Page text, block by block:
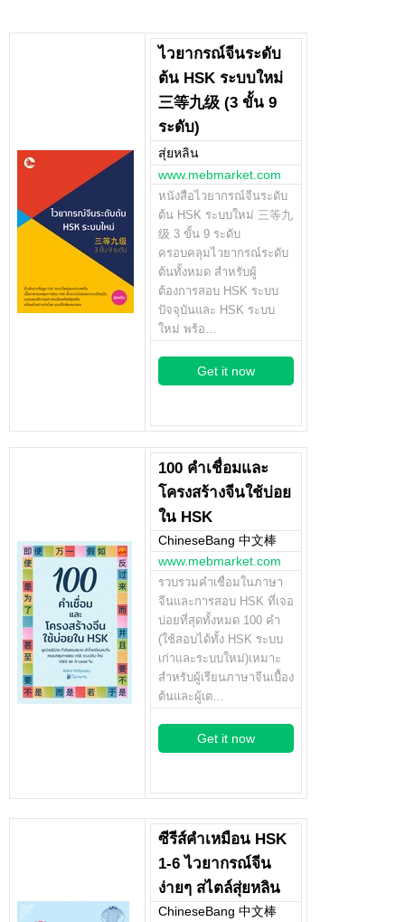
ไวยากรณ์จีนระดับ
ต้น HSK ระบบใหม่
三等九级 (3 ขั้น 9
ระดับ)
สุ่ยหลิน
www.mebmarket.com
หนังสือไวยากรณ์จีนระดับ
ต้น HSK ระบบใหม่ 三等九
级 3 ขั้น 9 ระดับ
ครอบคลุมไวยากรณ์ระดับ
ต้นทั้งหมด สำหรับผู้
ต้องการสอบ HSK ระบบ
ปัจจุบันและ HSK ระบบ
ใหม่ พร้อ…
Get it now
100 คำเชื่อมและ
โครงสร้างจีนใช้บ่อย
ใน HSK
ChineseBang 中文棒
www.mebmarket.com
รวบรวมคำเชื่อมในภาษา
จีนและการสอบ HSK ที่เจอ
บ่อยที่สุดทั้งหมด 100 คำ
(ใช้สอบได้ทั้ง HSK ระบบ
เก่าและระบบใหม่)เหมาะ
สำหรับผู้เรียนภาษาจีนเบื้อง
ต้นและผู้เต…
Get it now
ซีรีส์คำเหมือน HSK
1-6 ไวยากรณ์จีน
ง่ายๆ สไตล์สุ่ยหลิน
ChineseBang 中文棒